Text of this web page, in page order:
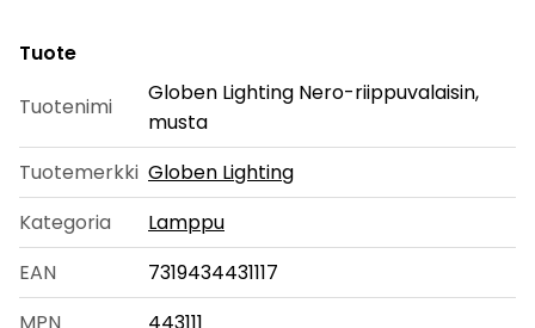
Tuote
Tuotenimi
Globen Lighting Nero-riippuvalaisin,
musta
Tuotemerkki Globen Lighting
Kategoria
Lamppu
EAN
7319434431117
MPN
443111